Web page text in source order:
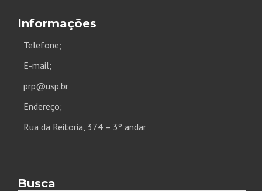
Informações
Telefone;
E-mail;
prp@usp.br
Endereço;
Rua da Reitoria, 374 – 3º andar
Busca